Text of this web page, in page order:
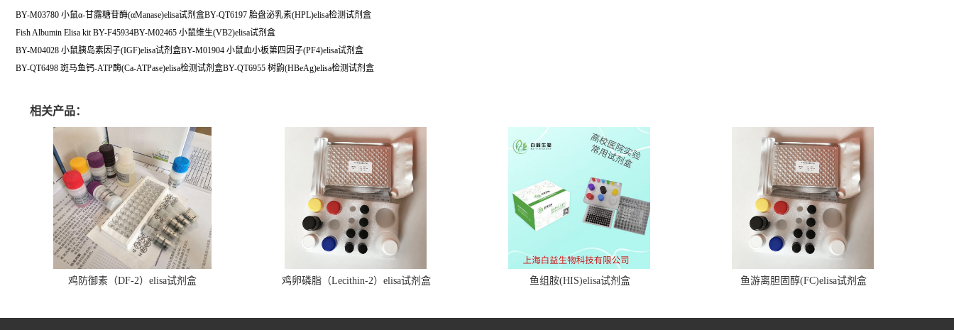
BY-M03780 小鼠α-甘露糖苷酶(αManase)elisa试剂盒BY-QT6197 胎盘泌乳素(HPL)elisa检测试剂盒
Fish Albumin Elisa kit BY-F45934BY-M02465 小鼠维生(VB2)elisa试剂盒
BY-M04028 小鼠胰岛素因子(IGF)elisa试剂盒BY-M01904 小鼠血小板第四因子(PF4)elisa试剂盒
BY-QT6498 斑马鱼钙-ATP酶(Ca-ATPase)elisa检测试剂盒BY-QT6955 树鼩(HBeAg)elisa检测试剂盒
相关产品：
鸡防御素（DF-2）elisa试剂盒 鸡卵磷脂（Lecithin-2）elisa试剂盒 鱼组胺(HIS)elisa试剂盒 鱼游离胆固醇(FC)elisa试剂盒